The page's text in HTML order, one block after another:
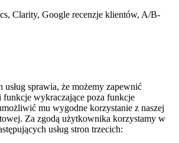
Clarity, Google recenzje klientów, A/B-
usług sprawia, że możemy zapewnić
wykraczające poza funkcje
mu wygodne korzystanie z naszej
Za zgodą użytkownika korzystamy w
usług stron trzecich: